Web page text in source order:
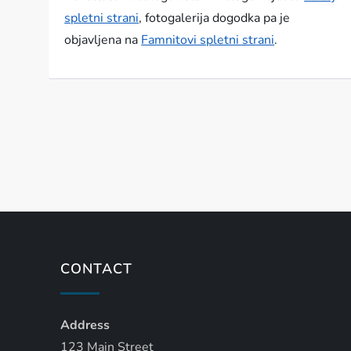
spletni strani, fotogalerija dogodka pa je
objavljena na Famnitovi spletni strani.
t
s
p
CONTACT
Address
123 Main Street